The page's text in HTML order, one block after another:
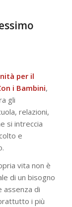
per il
i Bambini,
gli
relazioni,
si intreccia
e
vita non è
di un bisogno
assenza di
i più